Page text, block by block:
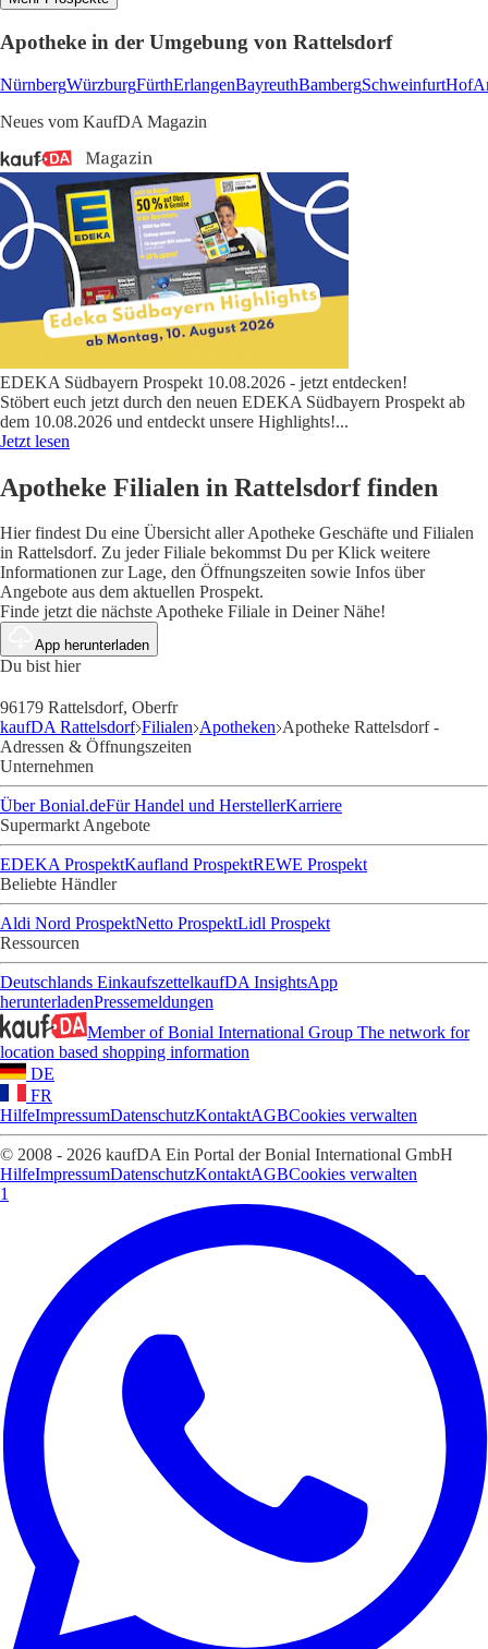
Apotheke in der Umgebung von Rattelsdorf
NürnbergWürzburgFürthErlangenBayreuthBambergSchweinfurtHof
Neues vom KaufDA Magazin
EDEKA Südbayern Prospekt 10.08.2026 - jetzt entdecken!
Stöbert euch jetzt durch den neuen EDEKA Südbayern Prospekt ab
dem 10.08.2026 und entdeckt unsere Highlights!...
Jetzt lesen
Apotheke Filialen in Rattelsdorf finden
Hier findest Du eine Übersicht aller Apotheke Geschäfte und Filialen
in Rattelsdorf. Zu jeder Filiale bekommst Du per Klick weitere
Informationen zur Lage, den Öffnungszeiten sowie Infos über
Angebote aus dem aktuellen Prospekt.
Finde jetzt die nächste Apotheke Filiale in Deiner Nähe!
App herunterladen
Du bist hier
96179 Rattelsdorf, Oberfr
kaufDA Rattelsdorf Filialen Apotheken Apotheke Rattelsdorf -
Adressen & Öffnungszeiten
Unternehmen
Über Bonial.deFür Handel und HerstellerKarriere
Supermarkt Angebote
EDEKA ProspektKaufland ProspektREWE Prospekt
Beliebte Händler
Aldi Nord ProspektNetto ProspektLidl Prospekt
Ressourcen
Deutschlands EinkaufszettelkaufDA InsightsApp
herunterladenPressemeldungen
Member of Bonial International Group The network for
location based shopping information
DE
FR
HilfeImpressumDatenschutzKontaktAGBCookies verwalten
© 2008 - 2026 kaufDA Ein Portal der Bonial International GmbH
HilfeImpressumDatenschutzKontaktAGBCookies verwalten
1